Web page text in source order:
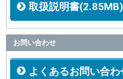
取扱説明書(2.85MB)
お問い合わせ
よくあるお問い合わ